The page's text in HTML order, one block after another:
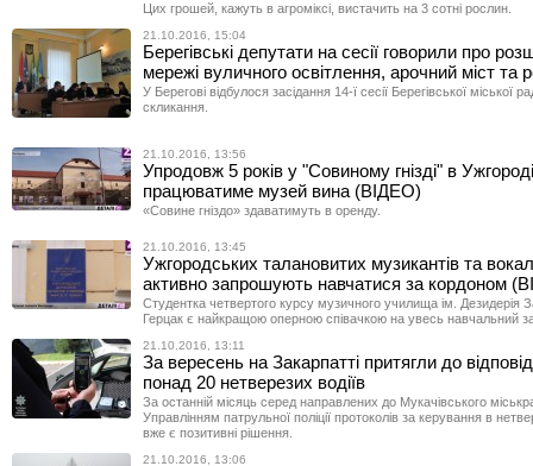
Цих грошей, кажуть в агроміксі, вистачить на 3 сотні рослин.
21.10.2016, 15:04
Берегівські депутати на сесії говорили про
мережі вуличного освітлення, арочний міст та
У Берегові відбулося засідання 14-ї сесії Берегівської міської
скликання.
21.10.2016, 13:56
Упродовж 5 років у "Совиному гнізді" в Ужгороді
працюватиме музей вина (ВІДЕО)
«Совине гніздо» здаватимуть в оренду.
21.10.2016, 13:45
Ужгородських талановитих музикантів та
активно запрошують навчатися за кордоном
Студентка четвертого курсу музичного училища ім. Дезидерія
Герцак є найкращою оперною співачкою на увесь навчальний
21.10.2016, 13:11
За вересень на Закарпатті притягли до
понад 20 нетверезих водіїв
За останній місяць серед направлених до Мукачівського
Управлінням патрульної поліції протоколів за керування в
вже є позитивні рішення.
21.10.2016, 13:06